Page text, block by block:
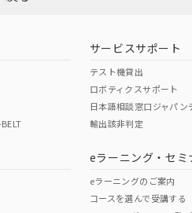
O
リカ
この製品の規格認証/適合状況ペ
認証はこちらのページからご検索く
サービスサポート
テスト機貸出
ロボティクスサポート
日本語相談窓口ジャパン
輸出該非判定
eラーニング・セミ
eラーニングのご案内
コースを選んで受講する